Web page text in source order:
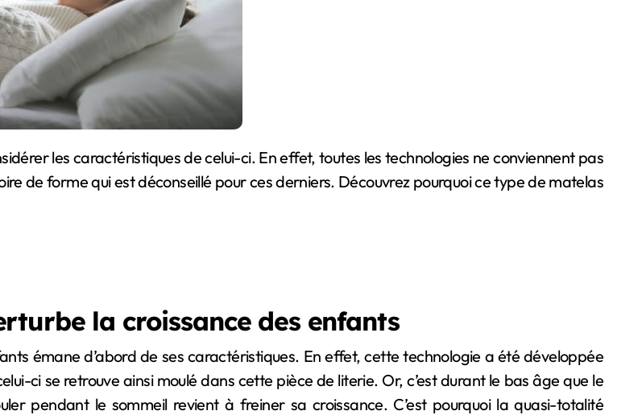
de forme qui est déconseillé pour ces derniers. Découvrez pourquoi ce type de matelas
la croissance des enfants
émane d’abord de ses caractéristiques. En effet, cette technologie a été développée
ci se retrouve ainsi moulé dans cette pièce de literie. Or, c’est durant le bas âge que le
pendant le sommeil revient à freiner sa croissance. C’est pourquoi la quasi-totalité